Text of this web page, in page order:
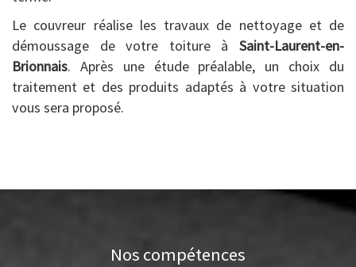
Le couvreur réalise les travaux de nettoyage et de
démoussage de votre toiture à Saint-Laurent-en-
Brionnais. Après une étude préalable, un choix du
traitement et des produits adaptés à votre situation
vous sera proposé.
Nos compétences